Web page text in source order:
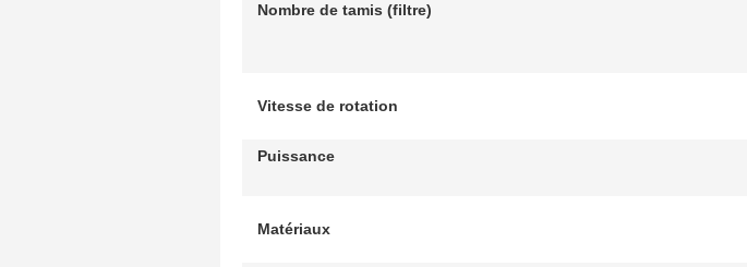
Nombre de tamis (filtre)
Vitesse de rotation
Puissance
Matériaux